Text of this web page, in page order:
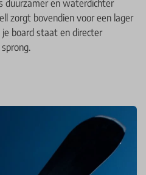
duurzamer en waterdichter
zorgt bovendien voor een lager
board staat en directer